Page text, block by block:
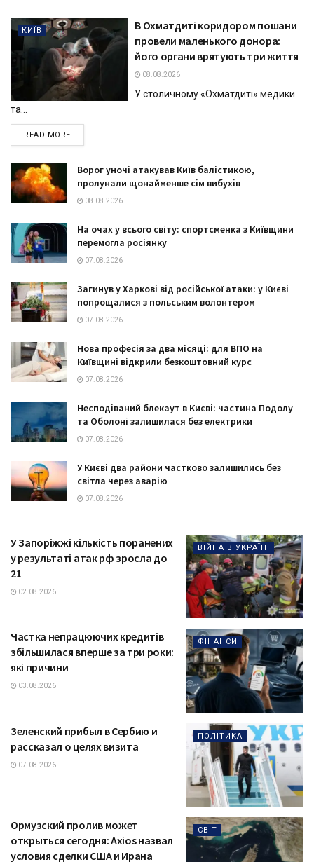
КИЇВ
В Охматдиті коридором пошани
провели маленького донора:
його органи врятують три життя
08.08.2026
У столичному «Охматдиті» медики
та...
READ MOREDETAILS
Ворог уночі атакував Київ балістикою,
пролунали щонайменше сім вибухів
08.08.2026
На очах у всього світу: спортсменка з Київщини
перемогла росіянку
07.08.2026
Загинув у Харкові від російської атаки: у Києві
попрощалися з польським волонтером
07.08.2026
Нова професія за два місяці: для ВПО на
Київщині відкрили безкоштовний курс
07.08.2026
Несподіваний блекаут в Києві: частина Подолу
та Оболоні залишилася без електрики
07.08.2026
У Києві два райони частково залишились без
світла через аварію
07.08.2026
ВІЙНА В УКРАЇНІ
У Запоріжжі кількість поранених
у результаті атак рф зросла до
21
02.08.2026
ФІНАНСИ
Частка непрацюючих кредитів
збільшилася вперше за три роки:
які причини
03.08.2026
ПОЛІТИКА
Зеленский прибыл в Сербию и
рассказал о целях визита
07.08.2026
СВІТ
Ормузский пролив может
открыться сегодня: Axios назвал
условия сделки США и Ирана